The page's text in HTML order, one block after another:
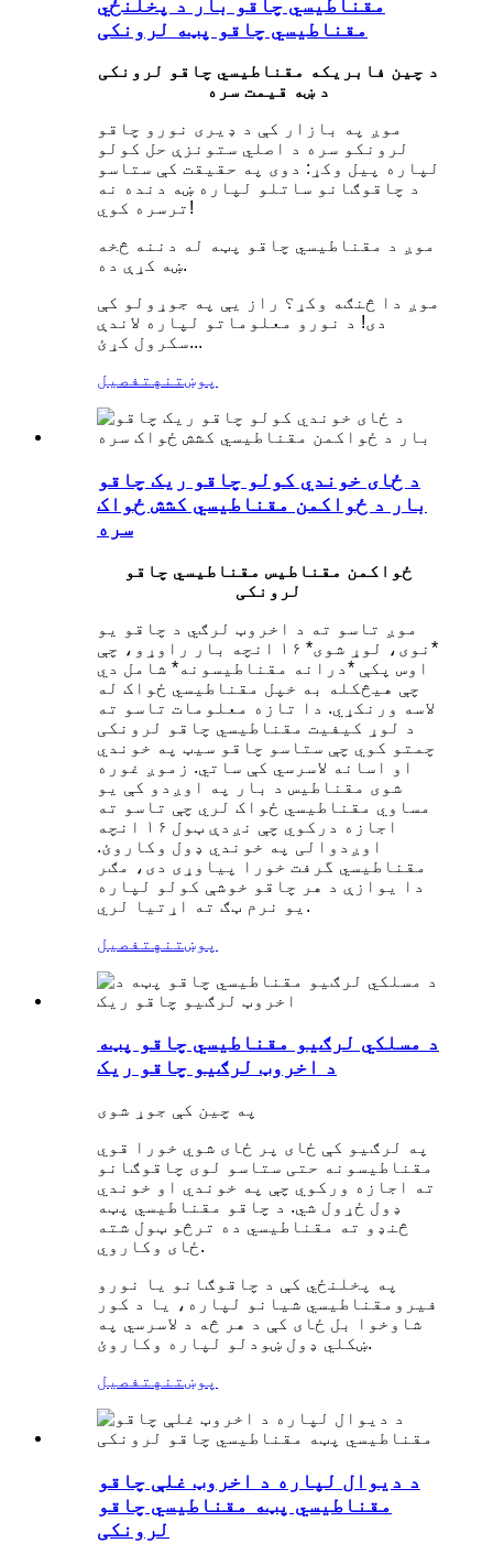
مقناطیسي چاقو پټه لرونکی
د چین فابریکه مقناطیسي چاقو لرونکی
د ښه قیمت سره
موږ په بازار کې د ډیری نورو چاقو
لرونکو سره د اصلي ستونزې حل کولو
لپاره پیل وکړ: دوی په حقیقت کې ستاسو
د چاقوګانو ساتلو لپاره ښه دنده نه
ترسره کوي!
موږ د مقناطیسي چاقو پټه له دننه څخه
ښه کړې ده.
موږ دا څنګه وکړ؟ راز یې په جوړولو کې
دی! د نورو معلوماتو لپاره لاندې
سکرول کړئ...
پوښتنه تفصیل
د ځای خوندي کولو چاقو ریک چاقو
بار د ځواکمن مقناطیسي کشش ځواک
سره
ځواکمن مقناطیس مقناطیسي چاقو
لرونکی
موږ تاسو ته د اخروټ لرګي د چاقو یو
*نوی، لوړ شوی* ۱۶ انچه بار راوړو، چې
اوس پکې *درانه مقناطیسونه* شامل دي
چې هیڅکله به خپل مقناطیسي ځواک له
لاسه ورنکړي. دا تازه معلومات تاسو ته
د لوړ کیفیت مقناطیسي چاقو لرونکی
چمتو کوي چې ستاسو چاقو سیټ په خوندي
او اسانه لاسرسي کې ساتي. زموږ غوره
شوی مقناطیس د بار په اوږدو کې یو
مساوي مقناطیسي ځواک لري چې تاسو ته
اجازه درکوي چې نږدې ټول ۱۶ انچه
اوږدوالی په خوندي ډول وکاروئ.
مقناطیسي گرفت خورا پیاوړی دی، مګر
دا یوازې د هر چاقو خوشې کولو لپاره
یو نرم ټګ ته اړتیا لري.
پوښتنه تفصیل
د مسلکي لرګیو مقناطیسي چاقو پټه
د اخروټ لرګیو چاقو ریک
په چین کې جوړ شوی
په لرګیو کې ځای پر ځای شوي خورا قوي
مقناطیسونه حتی ستاسو لوی چاقوګانو
ته اجازه ورکوي چې په خوندي او خوندي
ډول ځړول شي. د چاقو مقناطیسي پټه
څنډو ته مقناطیسي ده ترڅو ټول شته
ځای وکاروي.
په پخلنځي کې د چاقوګانو یا نورو
فیرومقناطیسي شیانو لپاره، یا د کور
شاوخوا بل ځای کې د هر څه د لاسرسي په
ښکلي ډول ښودلو لپاره وکاروئ.
پوښتنه تفصیل
د دیوال لپاره د اخروټ غلې چاقو
مقناطیسي پټه مقناطیسي چاقو
لرونکی